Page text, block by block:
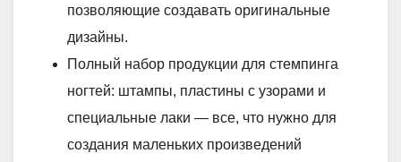
позволяющие создавать оригинальные
дизайны.
Полный набор продукции для стемпинга
ногтей: штампы, пластины с узорами и
специальные лаки — все, что нужно для
создания маленьких произведений